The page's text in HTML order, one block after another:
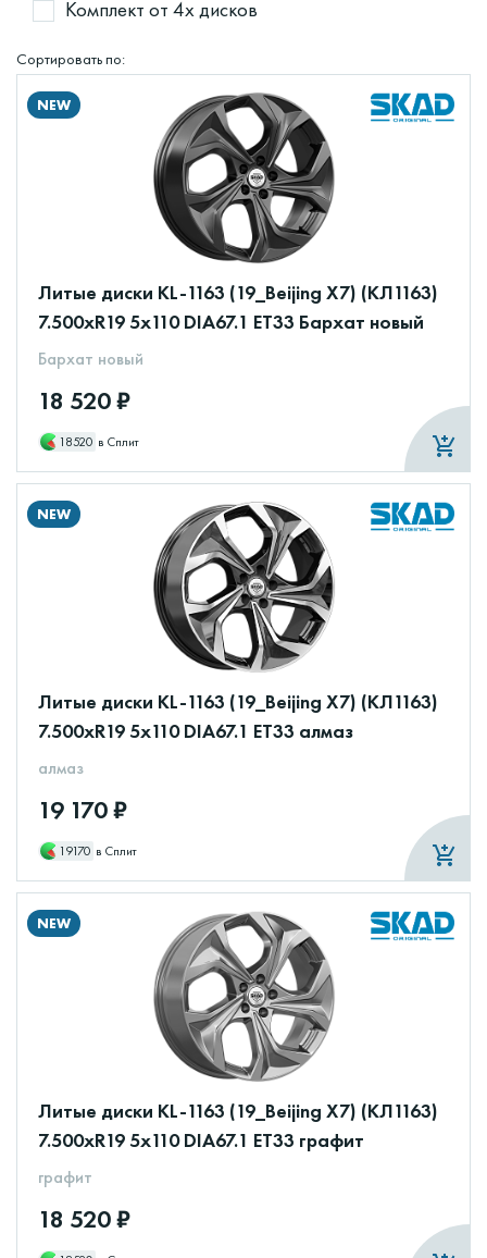
Комплект от 4х дисков
Сортировать по:
NEW
Литые диски KL-1163 (19_Beijing X7) (КЛ1163)
7.500xR19 5x110 DIA67.1 ET33 Бархат новый
Бархат новый
18 520 ₽
18520 в Сплит
NEW
Литые диски KL-1163 (19_Beijing X7) (КЛ1163)
7.500xR19 5x110 DIA67.1 ET33 алмаз
алмаз
19 170 ₽
19170 в Сплит
NEW
Литые диски KL-1163 (19_Beijing X7) (КЛ1163)
7.500xR19 5x110 DIA67.1 ET33 графит
графит
18 520 ₽